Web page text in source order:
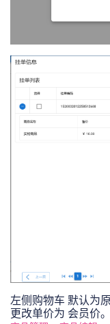
左侧购物车 默认为
更改单价为 会员价